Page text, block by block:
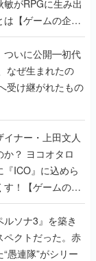
がRPGに生み出
は【ゲームの企画
ついに公開━初代
なぜ生まれたの
受け継がれたもの
ナー・上田文人
か？ ヨコオタロ
ICO』に込めら
！【ゲームの企
ルソナ3』を築き
ペクトだった。赤
愚連隊”がシリー